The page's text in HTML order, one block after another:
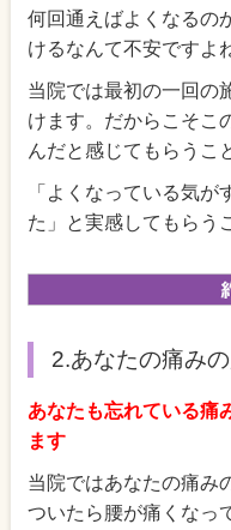
何回通えばよくなるの
けるなんて不安ですよ
当院では最初の一回の
けます。だからこそこ
んだと感じてもらうこ
「よくなっている気
た」と実感してもらう
2.あなたの痛み
あなたも忘れている痛
ます
当院ではあなたの痛み
ついたら腰が痛くなっ